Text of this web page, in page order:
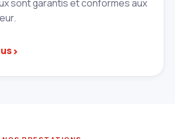
sont garantis et conformes aux
›